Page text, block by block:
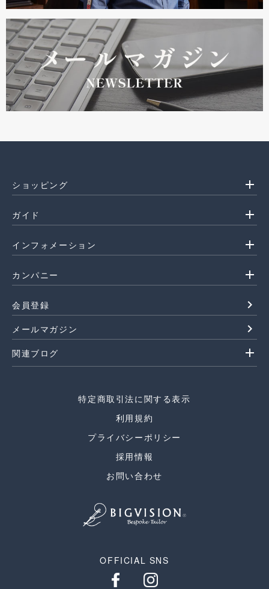
ショッピング add
ガイド add
インフォメーション add
カンパニー add
会員登録 navigate_next
メールマガジン navigate_next
関連ブログ add
特定商取引法に関する表示
利用規約
プライバシーポリシー
採用情報
お問い合わせ
OFFICIAL SNS